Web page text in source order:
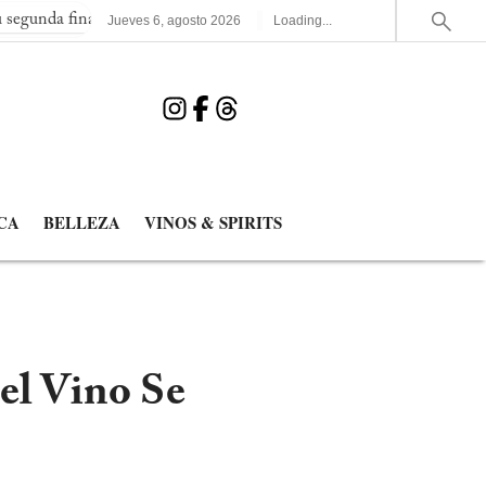
consecutiva del Mundial España elimina a Francia y
Jueves 6,agosto 2026 Loading...
BELLEZA VINOS & SPIRITS
Vino Se